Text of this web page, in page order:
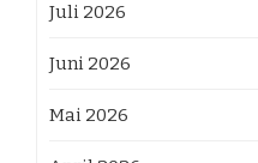
Juli 2026
Juni 2026
Mai 2026